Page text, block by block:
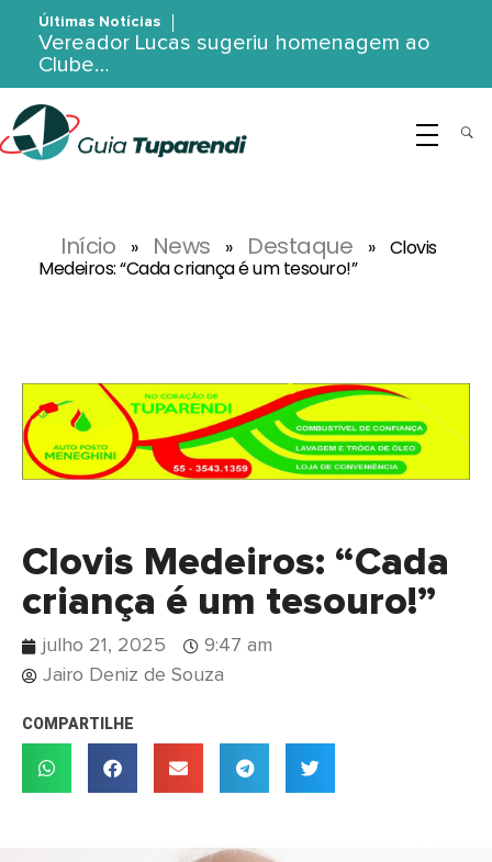
Últimas Notícias
Vereador Lucas sugeriu homenagem ao
Clube…
Início » News » Destaque » Clovis
Medeiros: “Cada criança é um tesouro!”
Clovis Medeiros: “Cada
criança é um tesouro!”
julho 21, 2025
9:47 am
Jairo Deniz de Souza
COMPARTILHE